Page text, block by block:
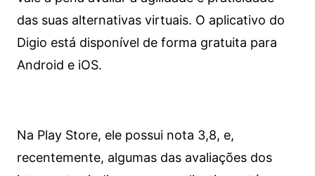
das suas alternativas virtuais. O aplicativo do
Digio está disponível de forma gratuita para
Android e iOS.
Na Play Store, ele possui nota 3,8, e,
recentemente, algumas das avaliações dos